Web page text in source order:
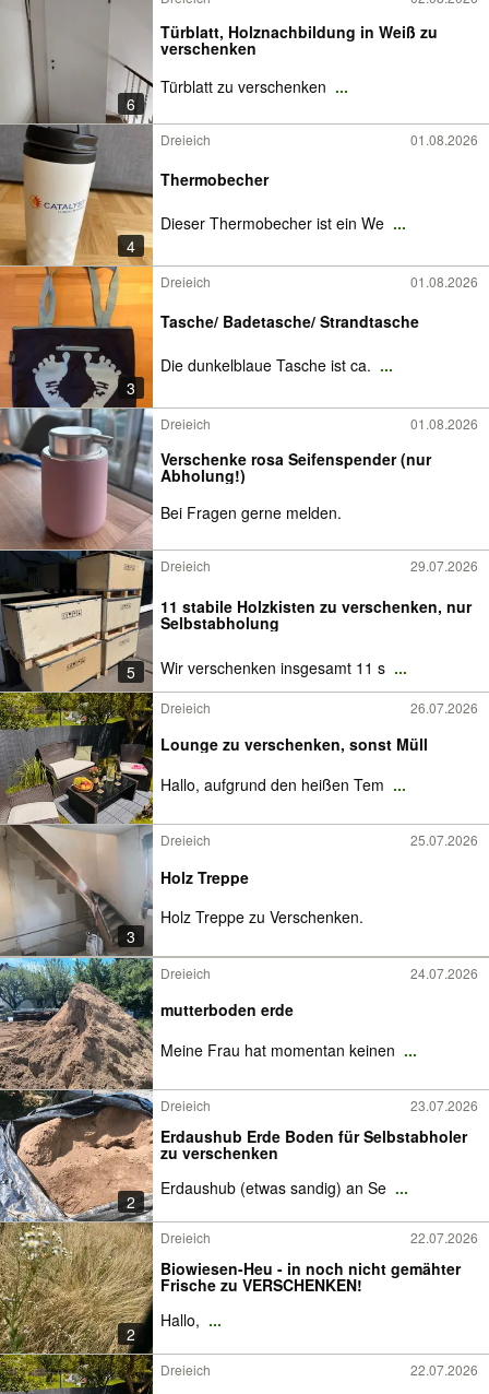
6
Türblatt, Holznachbildung in Weiß zu
verschenken
Türblatt zu verschenken ...
4
Dreieich 01.08.2026
Thermobecher
Dieser Thermobecher ist ein We ...
3
Dreieich 01.08.2026
Tasche/ Badetasche/ Strandtasche
Die dunkelblaue Tasche ist ca. ...
Dreieich 01.08.2026
Verschenke rosa Seifenspender (nur
Abholung!)
Bei Fragen gerne melden.
5
Dreieich 29.07.2026
11 stabile Holzkisten zu verschenken, nur
Selbstabholung
Wir verschenken insgesamt 11 s ...
Dreieich 26.07.2026
Lounge zu verschenken, sonst Müll
Hallo, aufgrund den heißen Tem ...
3
Dreieich 25.07.2026
Holz Treppe
Holz Treppe zu Verschenken.
Dreieich 24.07.2026
mutterboden erde
Meine Frau hat momentan keinen ...
2
Dreieich 23.07.2026
Erdaushub Erde Boden für Selbstabholer
zu verschenken
Erdaushub (etwas sandig) an Se ...
2
Dreieich 22.07.2026
Biowiesen-Heu - in noch nicht gemähter
Frische zu VERSCHENKEN!
Hallo, ...
Dreieich 22.07.2026